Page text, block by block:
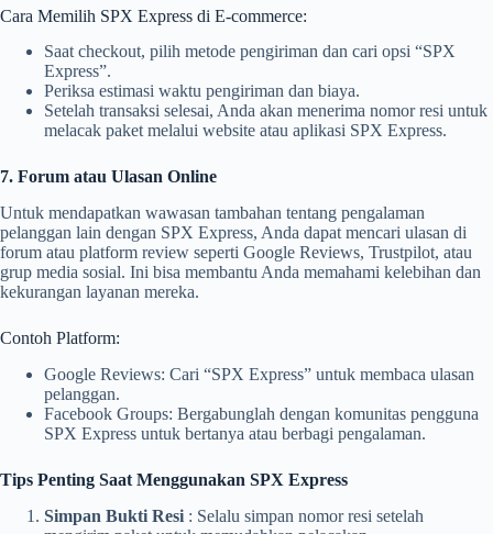
Cara Memilih SPX Express di E-commerce:
Saat checkout, pilih metode pengiriman dan cari opsi “SPX
Express”.
Periksa estimasi waktu pengiriman dan biaya.
Setelah transaksi selesai, Anda akan menerima nomor resi untuk
melacak paket melalui website atau aplikasi SPX Express.
7. Forum atau Ulasan Online
Untuk mendapatkan wawasan tambahan tentang pengalaman
pelanggan lain dengan SPX Express, Anda dapat mencari ulasan di
forum atau platform review seperti Google Reviews, Trustpilot, atau
grup media sosial. Ini bisa membantu Anda memahami kelebihan dan
kekurangan layanan mereka.
Contoh Platform:
Google Reviews: Cari “SPX Express” untuk membaca ulasan
pelanggan.
Facebook Groups: Bergabunglah dengan komunitas pengguna
SPX Express untuk bertanya atau berbagi pengalaman.
Tips Penting Saat Menggunakan SPX Express
Simpan Bukti Resi : Selalu simpan nomor resi setelah